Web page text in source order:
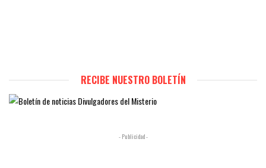
RECIBE NUESTRO BOLETÍN
- Publicidad -